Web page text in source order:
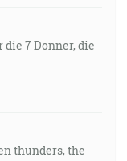
7 Donner, die
thunders, the